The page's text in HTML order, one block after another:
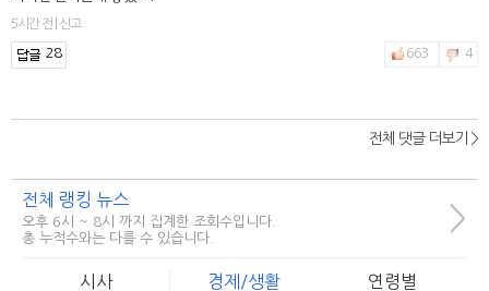
5시간 전 | 신고
28 663 4
전체 댓글 더보기 >
전체 랭킹 뉴스
오후 6시 ~ 8시 까지 집계한 조회수입니다.
총 누적수와는 다를 수 있습니다.
>
시사 경제/생활 연령별